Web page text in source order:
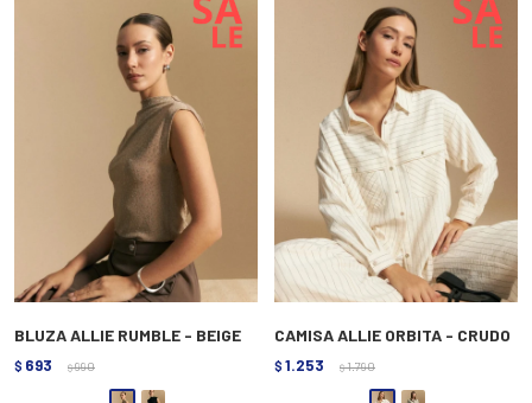
BLUZA ALLIE RUMBLE - BEIGE
$ 693 $ 990
CAMISA ALLIE ORBITA - CRUDO
$ 1.253 $ 1.790